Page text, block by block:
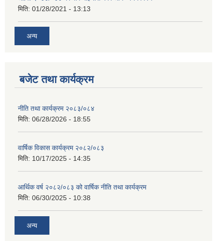
मिति: 01/28/2021 - 13:13
अन्य
बजेट तथा कार्यक्रम
नीति तथा कार्यक्रम २०८३/०८४
मिति: 06/28/2026 - 18:55
वार्षिक विकास कार्यक्रम २०८२/०८३
मिति: 10/17/2025 - 14:35
आर्थिक वर्ष २०८२/०८३ को वार्षिक नीति तथा कार्यक्रम
मिति: 06/30/2025 - 10:38
अन्य